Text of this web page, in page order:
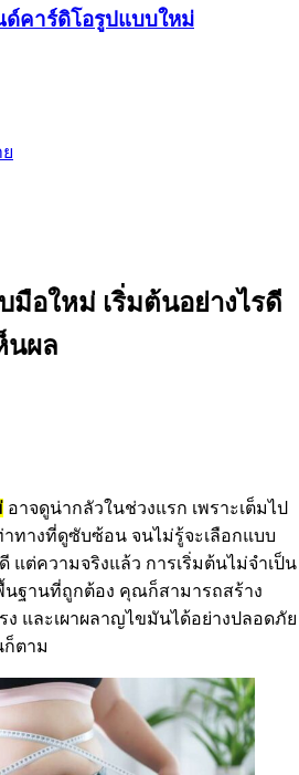
ด์คาร์ดิโอรูปแบบใหม่
มือใหม่ เริ่มต้นอย่างไรดี
นผล
อาจดูน่ากลัวในช่วงแรก เพราะเต็มไป
ทางที่ดูซับซ้อน จนไม่รู้จะเลือกแบบ
ต่ความจริงแล้ว การเริ่มต้นไม่จำเป็น
นฐานที่ถูกต้อง คุณก็สามารถสร้าง
ง และเผาผลาญไขมันได้อย่างปลอดภัย
ก็ตาม